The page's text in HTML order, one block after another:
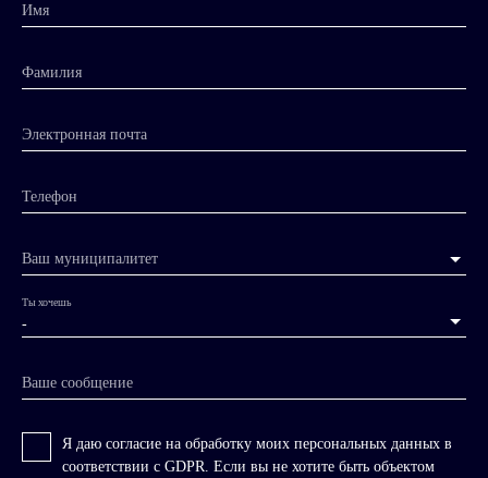
Имя
Фамилия
Электронная почта
Телефон
Ваш муниципалитет
-
Ты хочешь
Ваше сообщение
Я даю согласие на обработку моих персональных данных в
соответствии с GDPR. Если вы не хотите быть объектом